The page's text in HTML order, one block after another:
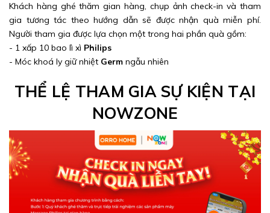
Khách hàng ghé thăm gian hàng, chụp ảnh check-in và tham
gia tương tác theo hướng dẫn sẽ được nhận quà miễn phí.
Người tham gia được lựa chọn một trong hai phần quà gồm:
- 1 xấp 10 bao lì xì Philips
- Móc khoá ly giữ nhiệt Germ ngẫu nhiên
THỂ LỆ THAM GIA SỰ KIỆN TẠI
NOWZONE